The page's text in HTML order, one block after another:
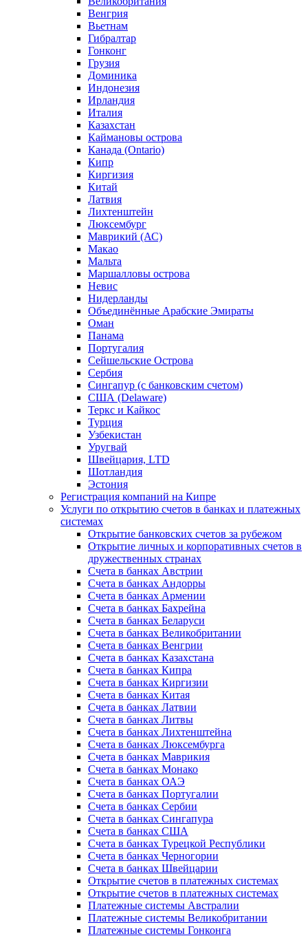
Венгрия
Вьетнам
Гибралтар
Гонконг
Грузия
Доминика
Индонезия
Ирландия
Италия
Казахстан
Каймановы острова
Канада (Ontario)
Кипр
Киргизия
Китай
Латвия
Лихтенштейн
Люксембург
Маврикий (АС)
Макао
Мальта
Маршалловы острова
Нeвис
Нидерланды
Объединённые Арабские Эмираты
Оман
Панама
Португалия
Сейшельские Острова
Сербия
Сингапур (c банковским счетом)
США (Delaware)
Теркс и Кайкос
Турция
Узбекистан
Уругвай
Швейцария, LTD
Шотландия
Эстония
Регистрация компаний на Кипре
Услуги по открытию счетов в банках и платежных
системах
Открытие банковских счетов за рубежом
Открытие личных и корпоративных счетов в
дружественных странах
Счета в банках Австрии
Счета в банках Андорры
Счета в банках Армении
Счета в банках Бахрейна
Счета в банках Беларуси
Счета в банках Великобритании
Счета в банках Венгрии
Счета в банках Казахстана
Счета в банках Кипра
Счета в банках Киргизии
Счета в банках Китая
Счета в банках Латвии
Счета в банках Литвы
Счета в банках Лихтенштейна
Счета в банках Люксембурга
Счета в банках Маврикия
Счета в банках Монако
Счета в банках ОАЭ
Счета в банках Португалии
Счета в банках Сербии
Счета в банках Сингапура
Счета в банках США
Счета в банках Турецкой Республики
Счета в банках Черногории
Счета в банках Швейцарии
Открытие счетов в платежных системах
Открытие счетов в платежных системах
Платежные системы Австралии
Платежные системы Великобритании
Платежные системы Гонконга